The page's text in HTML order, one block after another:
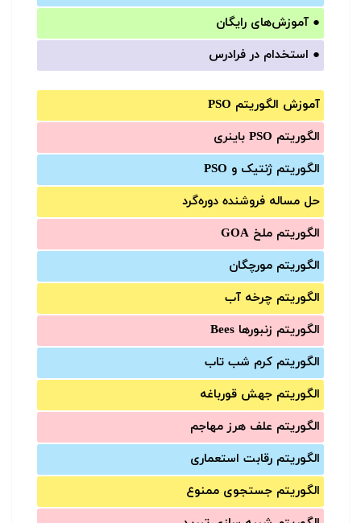
● آموزش‌های رایگان
● استخدام در فرادرس
آموزش الگوریتم PSO
الگوریتم PSO باینری
الگوریتم ژنتیک و PSO
حل مساله فروشنده دوره‌گرد
الگوریتم ملخ GOA
الگوریتم مورچگان
الگوریتم چرخه آب
الگوریتم زنبورها Bees
الگوریتم کرم شب تاب
الگوریتم جهش قورباغه
الگوریتم علف هرز مهاجم
الگوریتم رقابت استعماری
الگوریتم جستجوی ممنوع